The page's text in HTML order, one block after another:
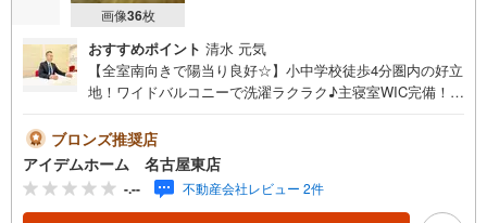
画像36枚
おすすめポイント 清水 元気
【全室南向きで陽当り良好☆】小中学校徒歩4分圏内の好立
地！ワイドバルコニーで洗濯ラクラク♪主寝室WIC完備！並
す☆＼瀬戸市八幡台4期☆全2棟【1号棟】/当日のご来店・
ご見学、大歓迎♪【安心】耐震等級3取得【品質】設計住宅
性能評価書、建設住宅性能評価書【充実】浴室換気乾燥
機、浄水器、LOW-Eガラス、WIC、SIC、ワイドバルコニ
ブロンズ推奨店
アイデムホーム 名古屋東店
-.-- 不動産会社レビュー 2件